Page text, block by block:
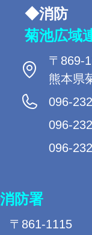
◆消防
菊池広域
〒869-
熊本県
096-
096-
096-
防署
〒861-1115